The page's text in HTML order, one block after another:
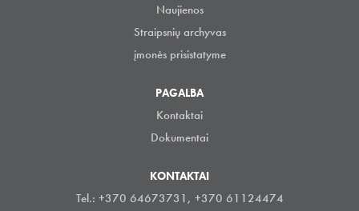
Naujienos
Straipsnių archyvas
įmonės prisistatyme
PAGALBA
Kontaktai
Dokumentai
KONTAKTAI
Tel.: +370 64673731, +370 61124474